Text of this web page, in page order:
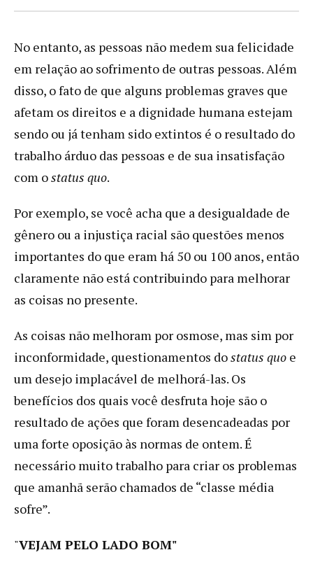
No entanto, as pessoas não medem sua felicidade
em relação ao sofrimento de outras pessoas. Além
disso, o fato de que alguns problemas graves que
afetam os direitos e a dignidade humana estejam
sendo ou já tenham sido extintos é o resultado do
trabalho árduo das pessoas e de sua insatisfação
com ostatus quo.
Por exemplo, se você acha que a desigualdade de
gênero ou a injustiça racial são questões menos
importantes do que eram há 50 ou 100 anos, então
claramente não está contribuindo para melhorar
as coisas no presente.
As coisas não melhoram por osmose, mas sim por
inconformidade, questionamentos dostatus quo e
um desejo implacável de melhorá-las. Os
benefícios dos quais você desfruta hoje são o
resultado de ações que foram desencadeadas por
uma forte oposição às normas de ontem. É
necessário muito trabalho para criar os problemas
que amanhã serão chamados de “classe média
sofre”.
"VEJAM PELO LADO BOM"